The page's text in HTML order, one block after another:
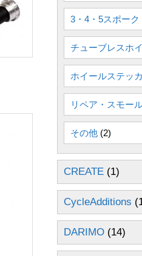
3・4・5スポーク
チューブレスホ
ホイールステッ
リペア・スモー
その他 (2)
CREATE (1)
CycleAdditions
DARIMO (14)